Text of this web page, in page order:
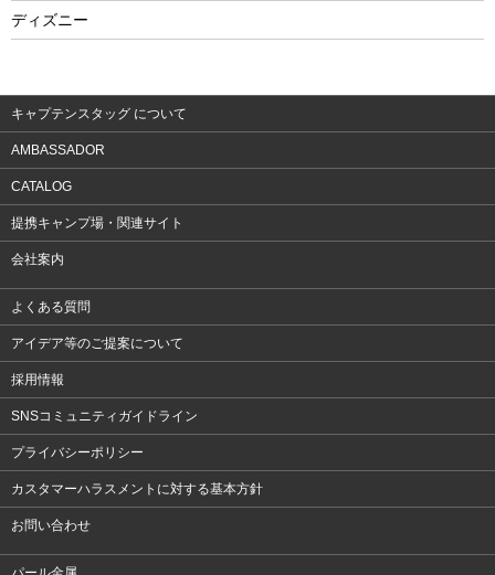
ウェア
ディズニー
キャプテンスタッグ について
AMBASSADOR
CATALOG
提携キャンプ場・関連サイト
会社案内
よくある質問
アイデア等のご提案について
採用情報
SNSコミュニティガイドライン
プライバシーポリシー
カスタマーハラスメントに対する基本方針
お問い合わせ